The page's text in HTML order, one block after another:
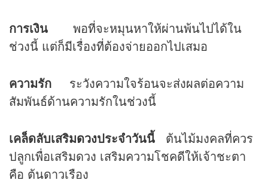
การเงิน พอที่จะหมุนหาให้ผ่านพ้นไปได้ใน
ช่วงนี้ แต่ก็มีเรื่องที่ต้องจ่ายออกไปเสมอ
ความรัก ระวังความใจร้อนจะส่งผลต่อความ
สัมพันธ์ด้านความรักในช่วงนี้
เคล็ดลับเสริมดวงประจำวันนี้ ต้นไม้มงคลที่ควร
ปลูกเพื่อเสริมดวง เสริมความโชคดีให้เจ้าชะตา
คือ ต้นดาวเรือง